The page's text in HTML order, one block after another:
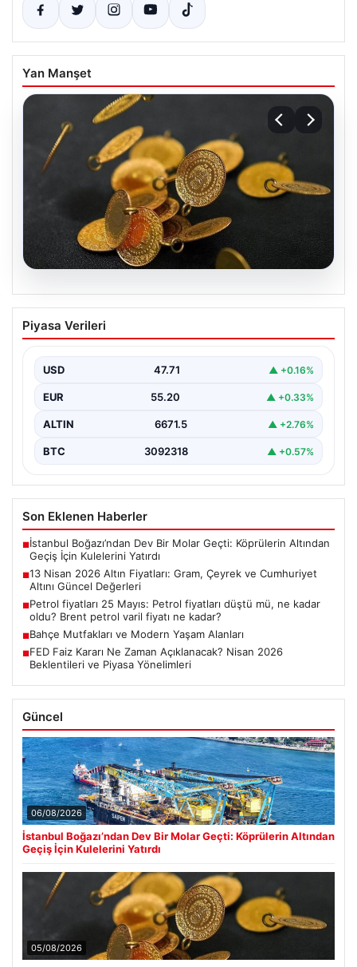
Yan Manşet
05.08.2026
13 Nisan 2026 Altın Fiyatları: Gram,
Çeyrek ve Cumhuriyet Altını Güncel
Altın piyasalarında yaşanan gelişmeler, özellikle ABD ile
yatırımcıların…
Piyasa Verileri
USD 47.71 ▲ +0.16%
EUR 55.20 ▲ +0.33%
ALTIN 6671.5 ▲ +2.76%
BTC 3092318 ▲ +0.57%
Son Eklenen Haberler
■İstanbul Boğazı’ndan Dev Bir Molar Geçti: Köprülerin Altından
Geçiş İçin Kulelerini Yatırdı
■13 Nisan 2026 Altın Fiyatları: Gram, Çeyrek ve Cumhuriyet
Altını Güncel Değerleri
■Petrol fiyatları 25 Mayıs: Petrol fiyatları düştü mü, ne kadar
oldu? Brent petrol varil fiyatı ne kadar?
■Bahçe Mutfakları ve Modern Yaşam Alanları
■FED Faiz Kararı Ne Zaman Açıklanacak? Nisan 2026
Beklentileri ve Piyasa Yönelimleri
Güncel
06/08/2026
İstanbul Boğazı’ndan Dev Bir Molar Geçti: Köprülerin Altından
Geçiş İçin Kulelerini Yatırdı
05/08/2026